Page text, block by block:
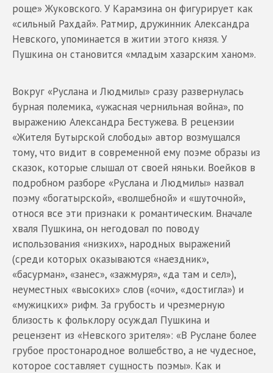
роще» Жуковского. У Карамзина он фигурирует как
«сильный Рахдай». Ратмир, дружинник Александра
Невского, упоминается в житии этого князя. У
Пушкина он становится «младым хазарским ханом».
Вокруг «Руслана и Людмилы» сразу развернулась
бурная полемика, «ужасная чернильная война», по
выражению Александра Бестужева. В рецензии
«Жителя Бутырской слободы» автор возмущался
тому, что видит в современной ему поэме образы из
сказок, которые слышал от своей няньки. Воейков в
подробном разборе «Руслана и Людмилы» назвал
поэму «богатырской», «волшебной» и «шуточной»,
относя все эти признаки к романтическим. Вначале
хваля Пушкина, он негодовал по поводу
использования «низких», народных выражений
(среди которых оказываются «наездник»,
«басурман», «занес», «зажмуря», «да там и сел»),
неуместных «высоких» слов («очи», «достигла») и
«мужицких» рифм. За грубость и чрезмерную
близость к фольклору осуждал Пушкина и
рецензент из «Невского зрителя»: «В Руслане более
грубое простонародное волшебство, а не чудесное,
которое составляет сущность поэмы». Как и